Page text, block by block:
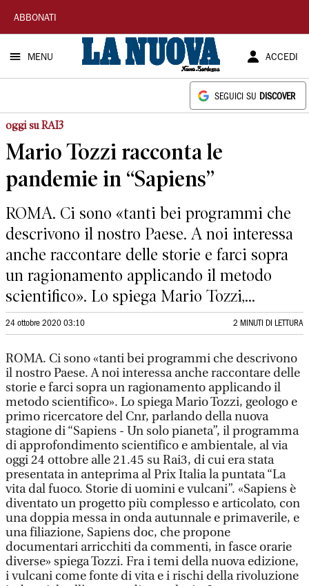
La
Nuova
Sardegna
ABBONATI
MENU ACCEDI
SEGUICI SU DISCOVER
oggi su RAI3
Mario Tozzi racconta le
pandemie in “Sapiens”
ROMA. Ci sono «tanti bei programmi che
descrivono il nostro Paese. A noi interessa
anche raccontare delle storie e farci sopra
un ragionamento applicando il metodo
scientifico». Lo spiega Mario Tozzi,...
24 ottobre 2020 03:10 2 MINUTI DI LETTURA
ROMA. Ci sono «tanti bei programmi che descrivono
il nostro Paese. A noi interessa anche raccontare delle
storie e farci sopra un ragionamento applicando il
metodo scientifico». Lo spiega Mario Tozzi, geologo e
primo ricercatore del Cnr, parlando della nuova
stagione di “Sapiens - Un solo pianeta”, il programma
di approfondimento scientifico e ambientale, al via
oggi 24 ottobre alle 21.45 su Rai3, di cui era stata
presentata in anteprima al Prix Italia la puntata “La
vita dal fuoco. Storie di uomini e vulcani”. «Sapiens è
diventato un progetto più complesso e articolato, con
una doppia messa in onda autunnale e primaverile, e
una filiazione, Sapiens doc, che propone
documentari arricchiti da commenti, in fasce orarie
diverse» spiega Tozzi. Fra i temi della nuova edizione,
i vulcani come fonte di vita e i rischi della rivoluzione